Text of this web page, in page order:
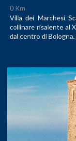
0 Km
Villa dei Marchesi
collinare risalente al
dal centro di